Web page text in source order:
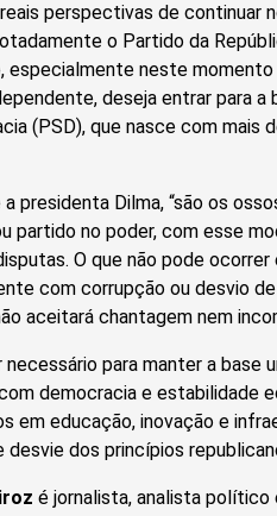
perspectivas de continuar
o Partido da
especialmente neste
deseja entrar para
(PSD), que nasce com mais
presidenta Dilma, “são os
partido no poder, com esse
O que não pode
com corrupção ou desvio
aceitará chantagem nem
para manter a base
democracia e estabilidade
em educação, inovação e
desvie dos princípios
é jornalista, analista